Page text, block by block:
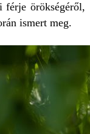
férje örökségéről,
ismert meg.